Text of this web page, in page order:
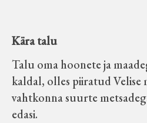
Kära talu
Talu oma hoonete ja
kaldal, olles piiratud Velise
vahtkonna suurte
edasi.